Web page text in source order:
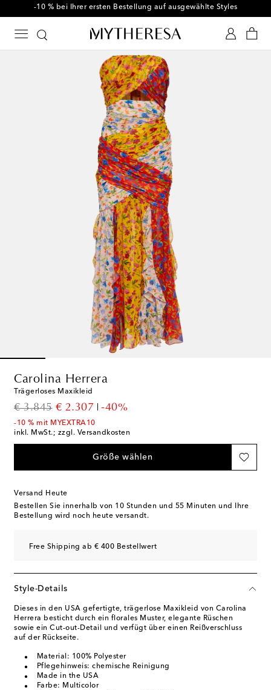
-10 % bei Ihrer ersten Bestellung auf ausgewählte Styles
Carolina Herrera
Trägerloses Maxikleid
€ 3.845
original price
€ 2.307
discount price
-40%
-10 % mit MYEXTRA10
inkl. MwSt.; zzgl. Versandkosten
Größe wählen
Versand Heute
Bestellen Sie innerhalb von 10 Stunden und 55 Minuten und Ihre
Bestellung wird noch heute versandt.
Free Shipping ab € 400 Bestellwert
Style-Details
Dieses in den USA gefertigte, trägerlose Maxikleid von Carolina
Herrera besticht durch ein florales Muster, elegante Rüschen
sowie ein Cut-out-Detail und verfügt über einen Reißverschluss
auf der Rückseite.
Material: 100% Polyester
Pflegehinweis: chemische Reinigung
Made in the USA
Farbe: Multicolor